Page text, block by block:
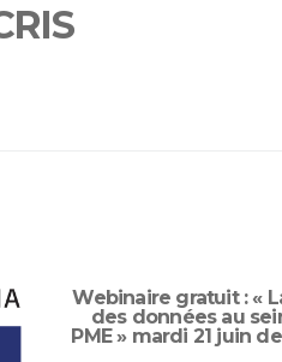
Webinaire gratuit : «
des données au
PME » mardi 21 juin